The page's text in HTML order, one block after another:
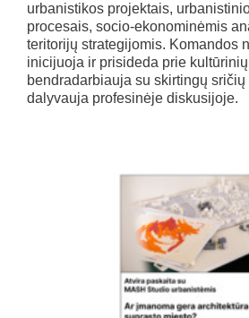
urbanistikos projektais,
procesais, socio-ekonominėmis
teritorijų strategijomis. Komandos
inicijuoja ir prisideda prie
bendradarbiauja su skirtingų
dalyvauja profesinėje diskusijoje.